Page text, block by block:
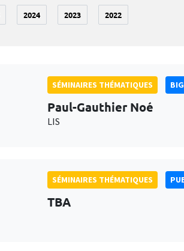
2024 2023 2022
SÉMINAIRES THÉMATIQUES
Paul-Gauthier Noé
LIS
SÉMINAIRES THÉMATIQUES
TBA